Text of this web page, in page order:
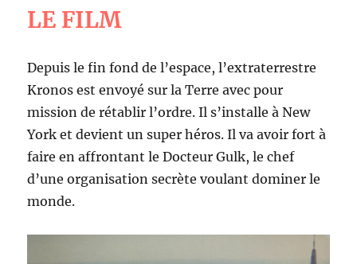
LE FILM
Depuis le fin fond de l’espace, l’extraterrestre
Kronos est envoyé sur la Terre avec pour
mission de rétablir l’ordre. Il s’installe à New
York et devient un super héros. Il va avoir fort à
faire en affrontant le Docteur Gulk, le chef
d’une organisation secrète voulant dominer le
monde.